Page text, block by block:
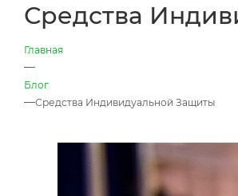
Средства
Главная
—
Блог
—Средства Индивидуальной Защиты